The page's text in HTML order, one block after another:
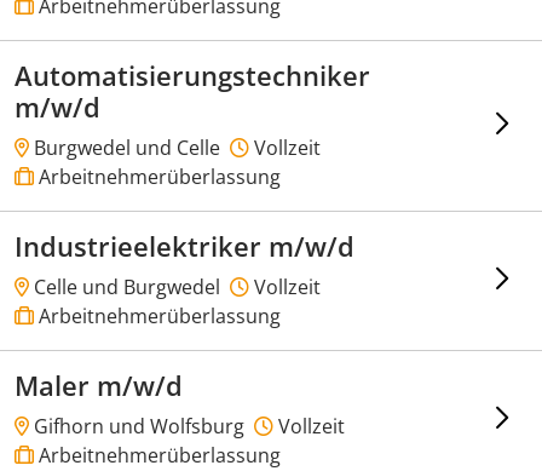
Arbeitnehmerüberlassung
Automatisierungstechniker
m/w/d
Burgwedel und Celle
Vollzeit
Arbeitnehmerüberlassung
Industrieelektriker m/w/d
Celle und Burgwedel
Vollzeit
Arbeitnehmerüberlassung
Maler m/w/d
Gifhorn und Wolfsburg
Vollzeit
Arbeitnehmerüberlassung